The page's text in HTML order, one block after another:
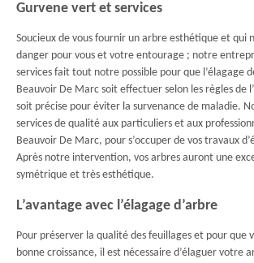
Gurvene vert et services
Soucieux de vous fournir un arbre esthétique et qui
danger pour vous et votre entourage ; notre
services fait tout notre possible pour que l’élagage
Beauvoir De Marc soit effectuer selon les règles de
soit précise pour éviter la survenance de maladie.
services de qualité aux particuliers et aux
Beauvoir De Marc, pour s’occuper de vos travaux
Après notre intervention, vos arbres auront une
symétrique et très esthétique.
L’avantage avec l’élagage d’arbre
Pour préserver la qualité des feuillages et pour que
bonne croissance, il est nécessaire d’élaguer votre